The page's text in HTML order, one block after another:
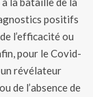
positifs
l’efficacité ou
pour le Covid-
un révélateur
de l’absence de